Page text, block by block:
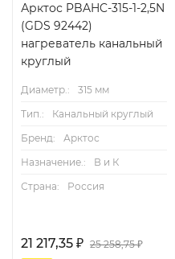
Арктос PBAHC-315-1-2,5N
(GDS 92442)
нагреватель канальный
круглый
Диаметр.:
315 мм
Тип.:
Канальный круглый
Бренд:
Арктос
Назначение.:
В и К
Страна:
Россия
21 217,35 ₽ 25 258,75₽